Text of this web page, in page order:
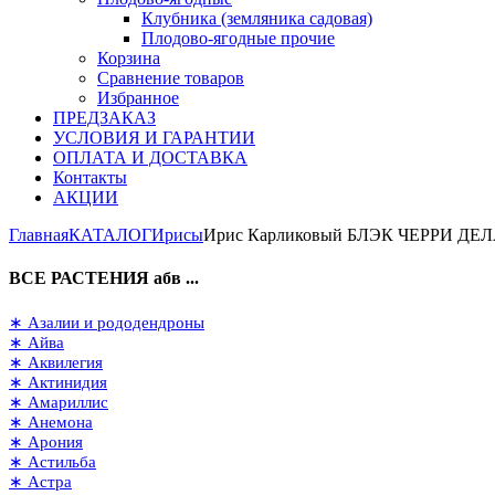
Клубника (земляника садовая)
Плодово-ягодные прочие
Корзина
Сравнение товаров
Избранное
ПРЕДЗАКАЗ
УСЛОВИЯ И ГАРАНТИИ
ОПЛАТА И ДОСТАВКА
Контакты
АКЦИИ
ГлавнаяКАТАЛОГИрисыИрис Карликовый БЛЭК ЧЕРРИ
ВСЕ РАСТЕНИЯ абв ...
∗ Азалии и рододендроны
∗ Айва
∗ Аквилегия
∗ Актинидия
∗ Амариллис
∗ Анемона
∗ Арония
∗ Астильба
∗ Астра